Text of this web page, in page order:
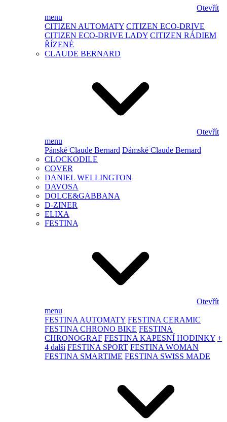
Otevřít
menu
CITIZEN AUTOMATY CITIZEN ECO-DRIVE
CITIZEN ECO-DRIVE LADY CITIZEN RÁDIEM
ŘÍZENÉ
CLAUDE BERNARD
Otevřít
menu
Pánské Claude Bernard Dámské Claude Bernard
CLOCKODILE
COVER
DANIEL WELLINGTON
DAVOSA
DOLCE&GABBANA
D-ZINER
ELIXA
FESTINA
Otevřít
menu
FESTINA AUTOMATY FESTINA CERAMIC
FESTINA CHRONO BIKE FESTINA
CHRONOGRAF FESTINA KAPESNÍ HODINKY +
4 další FESTINA SPORT FESTINA WOMAN
FESTINA SMARTIME FESTINA SWISS MADE